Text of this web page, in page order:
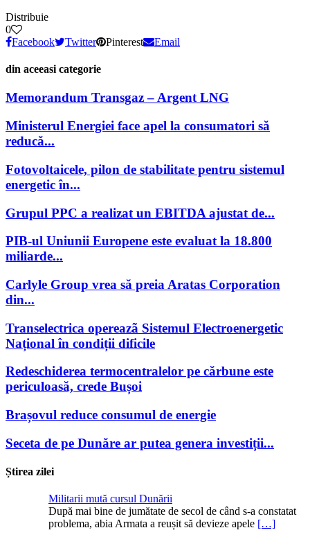
Distribuie
0
Facebook
Twitter Pinterest Email
din aceeasi categorie
Memorandum Transgaz – Argent LNG
Ministerul Energiei face apel la consumatori să
reducă...
Fotovoltaicele, pilon de stabilitate pentru sistemul
energetic în...
Grupul PPC a realizat un EBITDA ajustat de...
PIB-ul Uniunii Europene este evaluat la 18.800
miliarde...
Carlyle Group vrea să preia Aratas Corporation
din...
Transelectrica opereazã Sistemul Electroenergetic
Național în condiții dificile
Redeschiderea termocentralelor pe cărbune este
periculoasă, crede Bușoi
Brașovul reduce consumul de energie
Seceta de pe Dunăre ar putea genera investiții...
Știrea zilei
Militarii mută cursul Dunării
După mai bine de jumătate de secol de când s-a constatat
problema, abia Armata a reușit să devieze apele […]